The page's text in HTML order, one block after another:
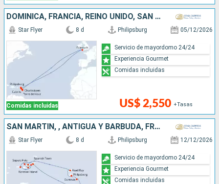
DOMINICA, FRANCIA, REINO UNIDO, SAN MARTÍN
Comidas incluidas
Star Flyer 8 d Philipsburg 05/12/2026
US$ 2,550 +Tasas
Servicio de mayordomo 24/24
Experiencia Gourmet
Comidas incluidas
SAN MARTÍN, , ANTIGUA Y BARBUDA, FRANCIA
Star Flyer 8 d Philipsburg 12/12/2026
Servicio de mayordomo 24/24
Experiencia Gourmet
Comidas incluidas